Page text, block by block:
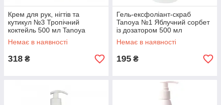
Крем для рук, нігтів та
кутикул №3 Тропічний
коктейль 500 мл Tanoya
Немає в наявності
318 ₴
Гель-ексфоліант-скраб
Tanoya №1 Яблучний сорбет
із дозатором 500 мл
AVADONA
Немає в наявності
195 ₴